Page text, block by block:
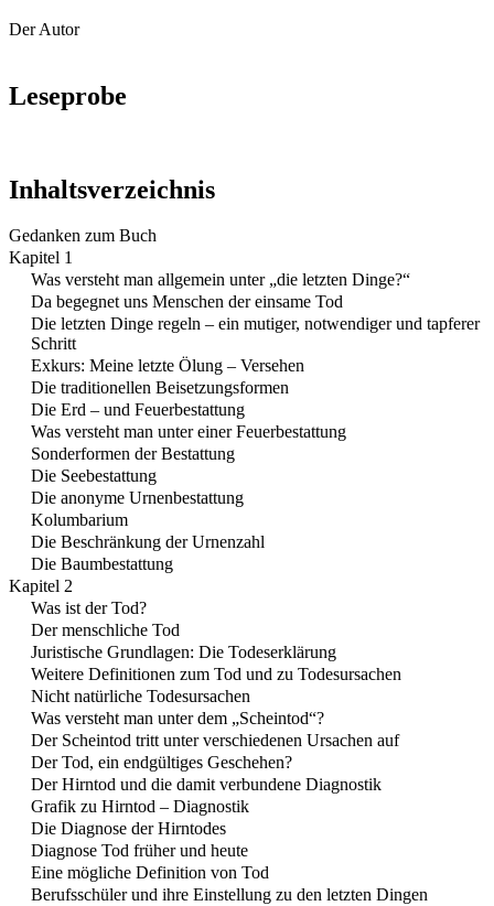
Der Autor
Leseprobe
Inhaltsverzeichnis
Gedanken zum Buch
Kapitel 1
Was versteht man allgemein unter „die letzten Dinge?“
Da begegnet uns Menschen der einsame Tod
Die letzten Dinge regeln – ein mutiger, notwendiger und tapferer
Schritt
Exkurs: Meine letzte Ölung – Versehen
Die traditionellen Beisetzungsformen
Die Erd – und Feuerbestattung
Was versteht man unter einer Feuerbestattung
Sonderformen der Bestattung
Die Seebestattung
Die anonyme Urnenbestattung
Kolumbarium
Die Beschränkung der Urnenzahl
Die Baumbestattung
Kapitel 2
Was ist der Tod?
Der menschliche Tod
Juristische Grundlagen: Die Todeserklärung
Weitere Definitionen zum Tod und zu Todesursachen
Nicht natürliche Todesursachen
Was versteht man unter dem „Scheintod“?
Der Scheintod tritt unter verschiedenen Ursachen auf
Der Tod, ein endgültiges Geschehen?
Der Hirntod und die damit verbundene Diagnostik
Grafik zu Hirntod – Diagnostik
Die Diagnose der Hirntodes
Diagnose Tod früher und heute
Eine mögliche Definition von Tod
Berufsschüler und ihre Einstellung zu den letzten Dingen